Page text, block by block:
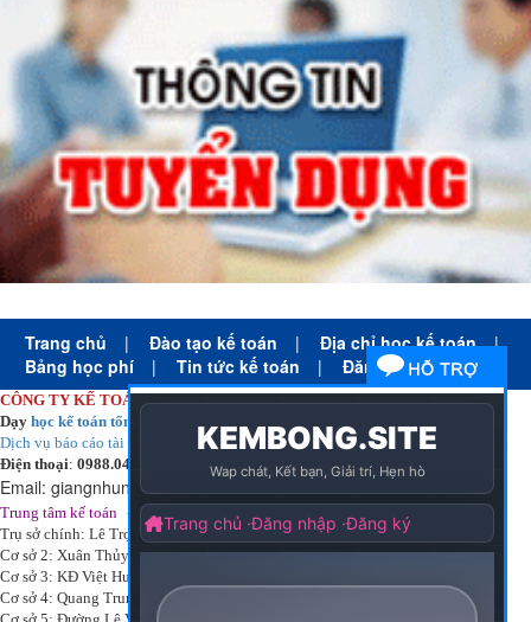
Trang chủ | Đào tạo kế toán | Địa chỉ học kế toán
|
Bảng học phí
| Tin tức kế toán | Đăng ký học
CÔNG TY KẾ TOÁN HÀ NỘI
Dạy học kế toán tổng hợp
Dịch vụ báo cáo tài chính
chuyên nghiệp uy tín giá rẻ
Điện thoại: 0988.043.053
Email: giangnhungkthn@gmail.com
Trung tâm kế toán - Công ty kế toán hà nội ạy tại:
Trụ sở chính: Lê Trọng Tấn - Thanh Xuân - Hà Nội
Cơ sở 2: Xuân Thủy - Cầu Giấy - Hà Nội
Cơ sở 3: KĐ Việt Hưng - Long Biên - Hà Nội
Cơ sở 4: Quang Trung - Hà Đông - Hà Nội